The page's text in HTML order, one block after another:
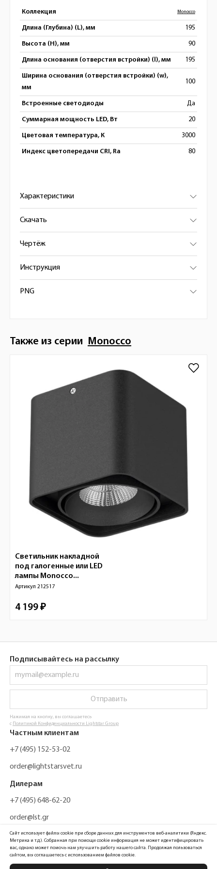
Коллекция Monocco
Длина (Глубина) (L), мм 195
Высота (H), мм 90
Длина основания (отверстия встройки) (l), мм 195
Ширина основания (отверстия встройки) (w),
мм
100
Встроенные светодиоды Да
Суммарная мощность LED, Вт 20
Цветовая температура, К 3000
Индекс цветопередачи CRI, Ra 80
Характеристики
Скачать
Чертёж
Инструкция
PNG
Также из серии Monocco
Светильник накладной
под галогенные или LED
лампы Monocco...
Артикул 212517
4 199 ₽
Подписывайтесь на рассылку
Отправить
Нажимая на кнопку, вы соглашаетесь
с Политикой Конфиденциальности Lightstar Group
Частным клиентам
+7 (495) 152-53-02
order@lightstarsvet.ru
Дилерам
+7 (495) 648-62-20
order@lst.gr
Сайт использует файлы cookie при сборе данных для инструментов веб-аналитики (Яндекс.
Метрика и т.д.). Собранная при помощи cookie информация не может идентифицировать
вас, однако может помочь нам улучшить работу нашего сайта. Продолжая пользоваться
сайтом, вы соглашаетесь с использованием файлов cookie.